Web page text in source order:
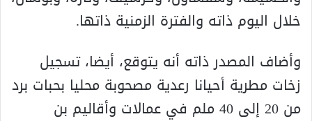
خلال اليوم ذاته والفترة الزمنية ذاتها.
وأضاف المصدر ذاته أنه يتوقع، أيضا، تسجيل
زخات مطرية أحيانا رعدية مصحوبة محليا بحبات برد
من 20 إلى 40 ملم في عمالات وأقاليم بن